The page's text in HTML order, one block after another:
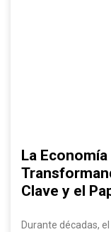
La
Clave y el
Durante décadas,